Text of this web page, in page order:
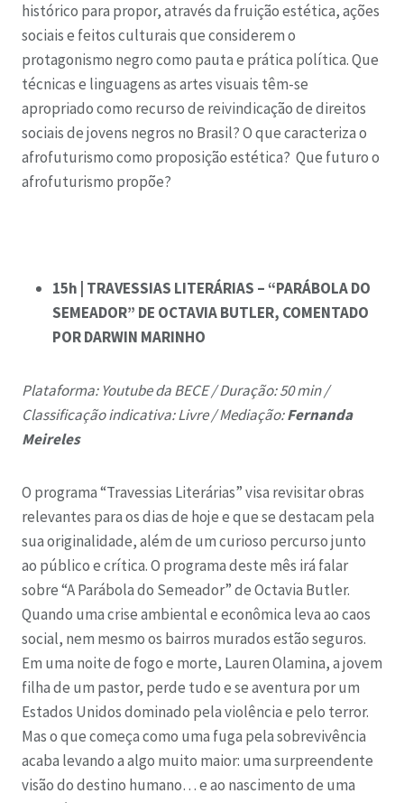
histórico para propor, através da fruição estética, ações
sociais e feitos culturais que considerem o
protagonismo negro como pauta e prática política. Que
técnicas e linguagens as artes visuais têm-se
apropriado como recurso de reivindicação de direitos
sociais de jovens negros no Brasil? O que caracteriza o
afrofuturismo como proposição estética? Que futuro o
afrofuturismo propõe?
15h | TRAVESSIAS LITERÁRIAS – “PARÁBOLA DO
SEMEADOR” DE OCTAVIA BUTLER, COMENTADO
POR DARWIN MARINHO
Plataforma: Youtube da BECE /Duração: 50 min /
Classificação indicativa: Livre /Mediação:Fernanda
Meireles
O programa “Travessias Literárias” visa revisitar obras
relevantes para os dias de hoje e que se destacam pela
sua originalidade, além de um curioso percurso junto
ao público e crítica. O programa deste mês irá falar
sobre “A Parábola do Semeador” de Octavia Butler.
Quando uma crise ambiental e econômica leva ao caos
social, nem mesmo os bairros murados estão seguros.
Em uma noite de fogo e morte, Lauren Olamina, a jovem
filha de um pastor, perde tudo e se aventura por um
Estados Unidos dominado pela violência e pelo terror.
Mas o que começa como uma fuga pela sobrevivência
acaba levando a algo muito maior: uma surpreendente
visão do destino humano… e ao nascimento de uma